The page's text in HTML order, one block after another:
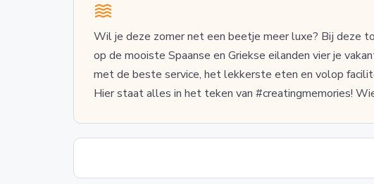
Wil je deze zomer net een beetje meer luxe? Bij deze
op de mooiste Spaanse en Griekse eilanden vier je
met de beste service, het lekkerste eten en volop
Hier staat alles in het teken van #creatingmemories!